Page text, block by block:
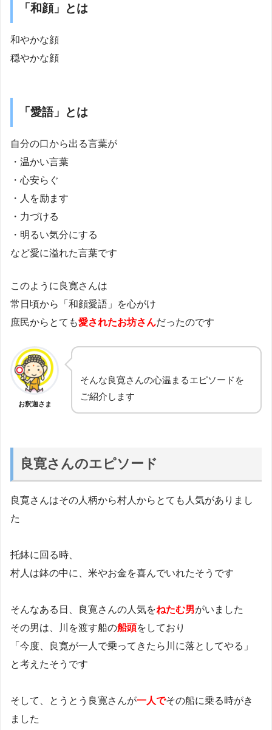
「和顔」とは
和やかな顔
穏やかな顔
「愛語」とは
自分の口から出る言葉が
・温かい言葉
・心安らぐ
・人を励ます
・力づける
・明るい気分にする
など愛に溢れた言葉です
このように良寛さんは
常日頃から「和顔愛語」を心がけ
庶民からとても愛されたお坊さんだったのです
お釈迦さま
そんな良寛さんの心温まるエピソードを
ご紹介します
良寛さんのエピソード
良寛さんはその人柄から村人からとても人気がありまし
た
托鉢に回る時、
村人は鉢の中に、米やお金を喜んでいれたそうです
そんなある日、良寛さんの人気をねたむ男がいました
その男は、川を渡す船の船頭をしており
「今度、良寛が一人で乗ってきたら川に落としてやる」
と考えたそうです
そして、とうとう良寛さんが一人でその船に乗る時がき
ました